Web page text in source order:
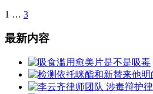
1 … 3
最新内容